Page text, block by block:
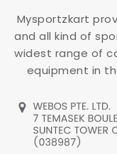
Mysportzkart
and all kind of
widest range of
equipment in